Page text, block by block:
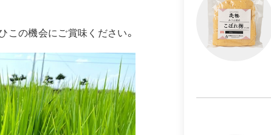
この機会にご賞味ください。